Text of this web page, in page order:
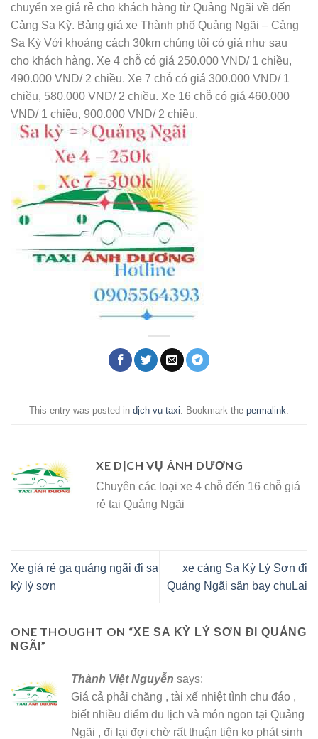
chuyển xe giá rẻ cho khách hàng từ Quảng Ngãi về đến
Cảng Sa Kỳ. Bảng giá xe Thành phố Quảng Ngãi – Cảng
Sa Kỳ Với khoảng cách 30km chúng tôi có giá như sau
cho khách hàng. Xe 4 chỗ có giá 250.000 VND/ 1 chiều,
490.000 VND/ 2 chiều. Xe 7 chỗ có giá 300.000 VND/ 1
chiều, 580.000 VND/ 2 chiều. Xe 16 chỗ có giá 460.000
VND/ 1 chiều, 900.000 VND/ 2 chiều.
This entry was posted in dịch vụ taxi . Bookmark the permalink
XE DỊCH VỤ ÁNH DƯƠNG
Chuyên các loại xe 4 chỗ đến 16 chỗ giá
rẻ tại Quảng Ngãi
Xe giá rẻ ga quảng ngãi đi sa
kỳ lý sơn
xe cảng Sa Kỳ Lý Sơn đi
Quảng Ngãi sân bay chuLai
ONE THOUGHT ON “XE SA KỲ LÝ SƠN ĐI QUẢNG
NGÃI”
Thành Việt Nguyễn says:
Giá cả phải chăng , tài xế nhiệt tình chu đáo ,
biết nhiều điểm du lịch và món ngon tại Quảng
Ngãi , đi lại đợi chờ rất thuận tiện ko phát sinh